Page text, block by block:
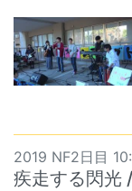
2019 NF2日目
疾走する閃